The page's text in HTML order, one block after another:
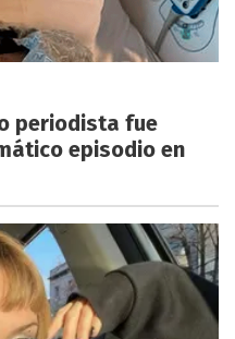
periodista fue
episodio en